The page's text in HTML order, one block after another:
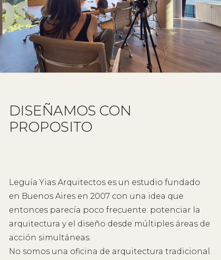
Branding
Desarrollo Estratégico
Diseño de sistemas complejos
Paisaje
DISEÑAMOS CON
PROPOSITO
Leguía Yias Arquitectos es un estudio fundado
en Buenos Aires en 2007 con una idea que
entonces parecía poco frecuente: potenciar la
arquitectura y el diseño desde múltiples áreas de
acción simultáneas.
No somos una oficina de arquitectura tradicional.